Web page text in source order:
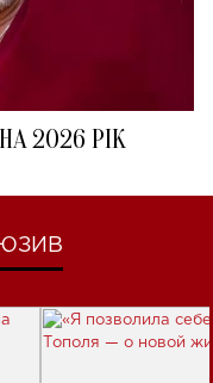
2026 РІК